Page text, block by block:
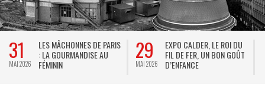
31
MAI 2026
LES MÂCHONNES DE PARIS
: LA GOURMANDISE AU
FÉMININ
29
MAI 2026
EXPO CALDER, LE ROI DU
FIL DE FER, UN BON GOÛT
D’ENFANCE